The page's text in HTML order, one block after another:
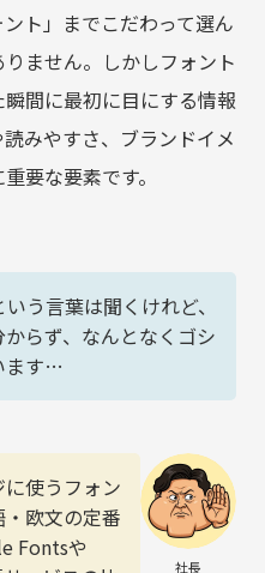
ト」までこだわって選ん
ません。しかしフォント
間に最初に目にする情報
みやすさ、ブランドイメ
要な要素です。
う言葉は聞くけれど、
らず、なんとなくゴシ
ます…
使うフォン
欧文の定番
Fontsや
社長